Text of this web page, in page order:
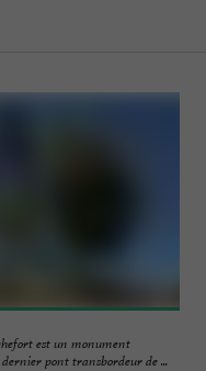
est un monument
pont transbordeur de ...